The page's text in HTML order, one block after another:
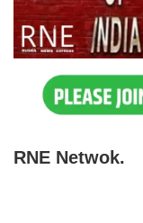
RNE Netwok.